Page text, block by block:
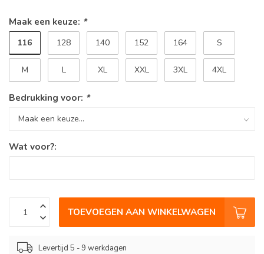
Maak een keuze: *
116 128 140 152 164 S
M L XL XXL 3XL 4XL
Bedrukking voor: *
Wat voor?:
TOEVOEGEN AAN WINKELWAGEN
Levertijd 5 - 9 werkdagen